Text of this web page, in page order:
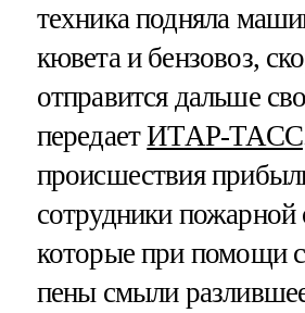
техника подняла
кювета и бензовоз,
отправится дальше
передаетИТАР-ТАСС
происшествия
сотрудники пожарной
которые при помощи
пены смыли